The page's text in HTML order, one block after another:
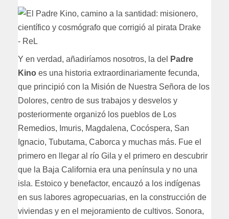
Y en verdad, añadiríamos nosotros, la del
Padre
Kino es una historia extraordinariamente fecunda,
que principió con la Misión de Nuestra Señora de los
Dolores, centro de sus trabajos y desvelos y
posteriormente organizó los pueblos de Los
Remedios, Imuris, Magdalena, Cocóspera, San
Ignacio, Tubutama, Caborca y muchas más. Fue el
primero en llegar al río Gila y el primero en descubrir
que la Baja California era una península y no una
isla. Estoico y benefactor, encauzó a los indígenas
en sus labores agropecuarias, en la construcción de
viviendas y en el mejoramiento de cultivos. Sonora,